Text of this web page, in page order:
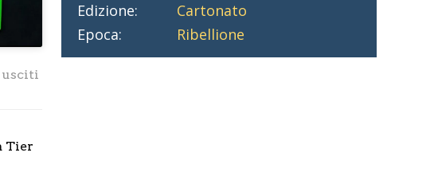
Tier
Edizione:
Cartonato
Epoca:
Ribellione